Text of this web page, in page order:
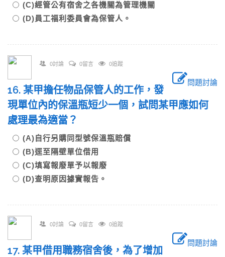
(C)經管公有宿舍之各機關為管理機關
(D)員工福利委員會為保管人。
0討論 0留言 0追蹤
問題討論
16. 某甲擔任物品保管人的工作，發
現單位內的保溫瓶短少一個，試問某甲應如何
處理最為適當？
(A)自行另購同型號保溫瓶賠償
(B)逕至隔壁單位借用
(C)填寫報廢單予以報廢
(D)查明原因據實報告。
0討論 0留言 0追蹤
問題討論
17. 某甲借用職務宿舍後，為了增加